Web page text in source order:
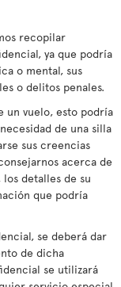
recopilar
ya que podría
o mental, sus
o delitos penales.
un vuelo, esto podría
de una silla
sus creencias
acerca de
detalles de su
que podría
se deberá dar
de dicha
se utilizará